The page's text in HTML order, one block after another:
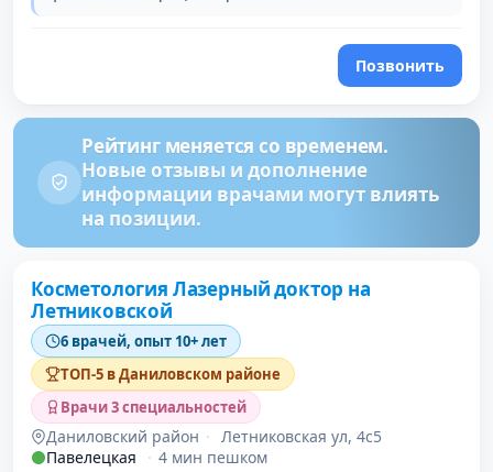
Позвонить
Рейтинг меняется со временем.
Новые отзывы и дополнение
информации врачами могут влиять
на позиции.
Косметология Лазерный доктор на
Летниковской
6 врачей, опыт 10+ лет
ТОП-5 в Даниловском районе
Врачи 3 специальностей
Даниловский район · Летниковская ул, 4с5
Павелецкая
· 4 мин пешком